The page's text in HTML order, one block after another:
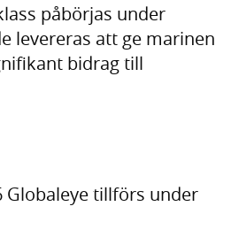
påbörjas under
levereras att ge marinen
bidrag till
Globaleye tillförs under